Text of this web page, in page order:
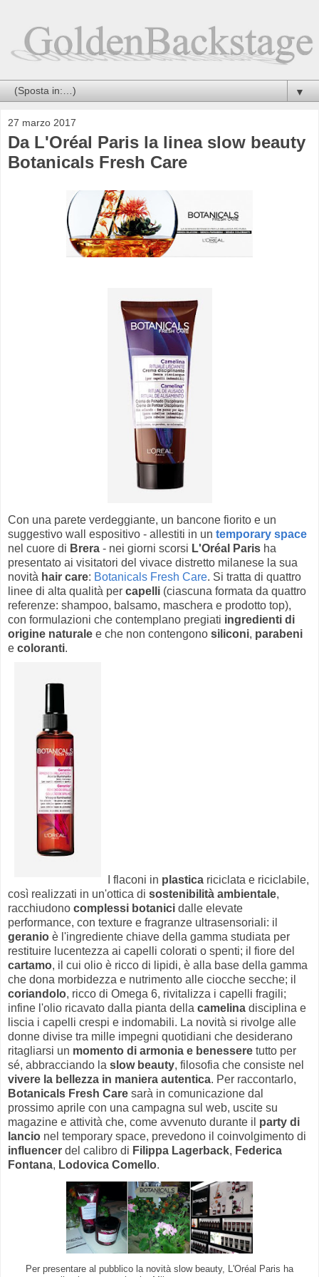
▼
27 marzo 2017
Da L'Oréal Paris la linea slow beauty
Botanicals Fresh Care
Con una parete verdeggiante, un bancone fiorito e un
suggestivo wall espositivo - allestiti in un temporary space
nel cuore di Brera - nei giorni scorsi L'Oréal Paris ha
presentato ai visitatori del vivace distretto milanese la sua
novità hair care: Botanicals Fresh Care. Si tratta di quattro
linee di alta qualità per capelli (ciascuna formata da quattro
referenze: shampoo, balsamo, maschera e prodotto top),
con formulazioni che contemplano pregiati ingredienti di
origine naturale e che non contengono siliconi, parabeni
e coloranti.
I flaconi in plastica riciclata e riciclabile,
così realizzati in un'ottica di sostenibilità ambientale,
racchiudono complessi botanici dalle elevate
performance, con texture e fragranze ultrasensoriali: il
geranio è l'ingrediente chiave della gamma studiata per
restituire lucentezza ai capelli colorati o spenti; il fiore del
cartamo, il cui olio è ricco di lipidi, è alla base della gamma
che dona morbidezza e nutrimento alle ciocche secche; il
coriandolo, ricco di Omega 6, rivitalizza i capelli fragili;
infine l'olio ricavato dalla pianta della camelina disciplina e
liscia i capelli crespi e indomabili. La novità si rivolge alle
donne divise tra mille impegni quotidiani che desiderano
ritagliarsi un momento di armonia e benessere tutto per
sé, abbracciando la slow beauty, filosofia che consiste nel
vivere la bellezza in maniera autentica. Per raccontarlo,
Botanicals Fresh Care sarà in comunicazione dal
prossimo aprile con una campagna sul web, uscite su
magazine e attività che, come avvenuto durante il party di
lancio nel temporary space, prevedono il coinvolgimento di
influencer del calibro di Filippa Lagerback, Federica
Fontana, Lodovica Comello.
Per presentare al pubblico la novità slow beauty, L'Oréal Paris ha